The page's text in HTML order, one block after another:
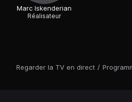
Regarder la TV en direct /
Marc Iskenderian
Réalisateur